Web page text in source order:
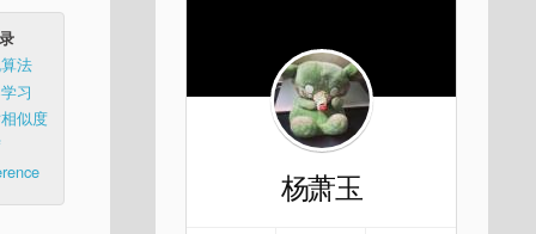
法
习
似度